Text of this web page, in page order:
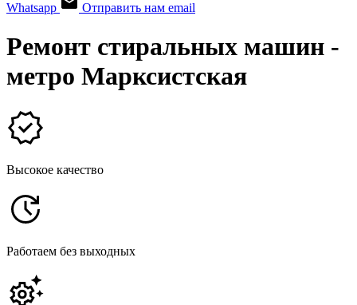
Whatsapp
Отправить нам email
Ремонт стиральных машин -
метро Марксистская
Высокое качество
Работаем без выходных